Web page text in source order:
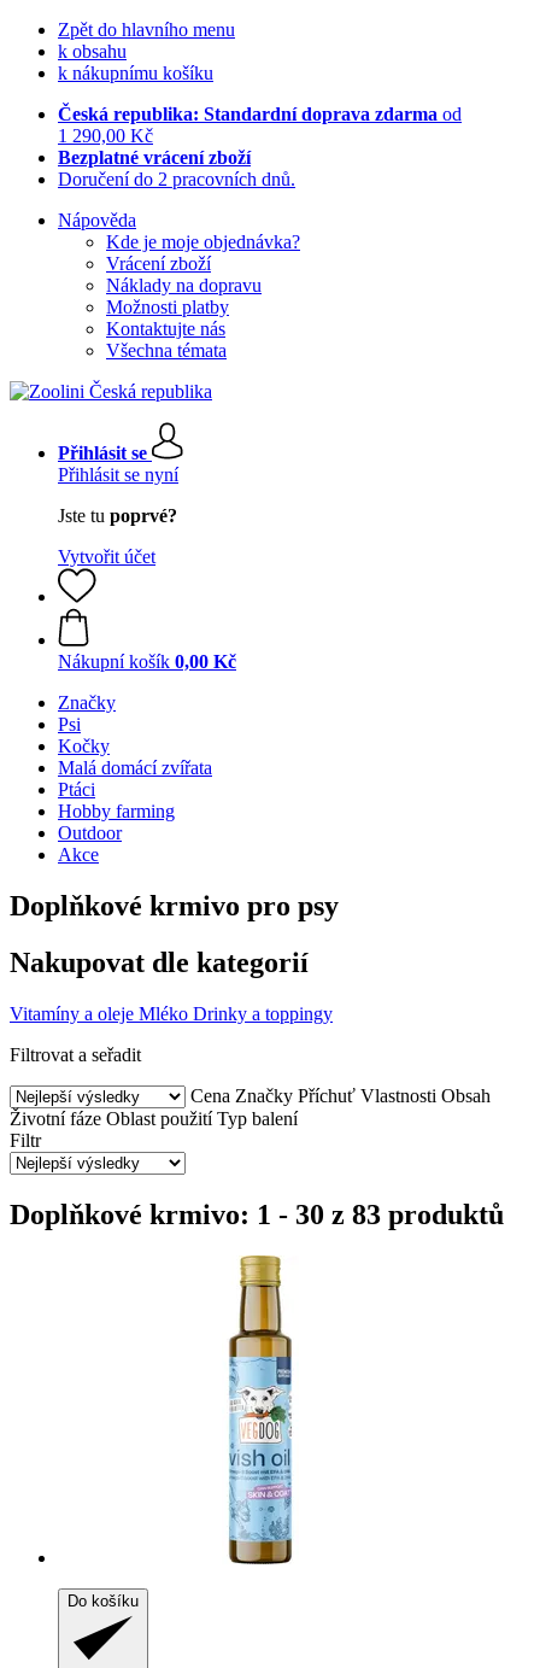
Zpět do hlavního menu
k obsahu
k nákupnímu košíku
Česká republika: Standardní doprava zdarma od
1 290,00 Kč
Bezplatné vrácení zboží
Doručení do 2 pracovních dnů.
Nápověda
Kde je moje objednávka?
Vrácení zboží
Náklady na dopravu
Možnosti platby
Kontaktujte nás
Všechna témata
Přihlásit se
Přihlásit se nyní
Jste tu poprvé?
Vytvořit účet
Nákupní košík 0,00 Kč
Značky
Psi
Kočky
Malá domácí zvířata
Ptáci
Hobby farming
Outdoor
Akce
Doplňkové krmivo pro psy
Nakupovat dle kategorií
Vitamíny a oleje Mléko Drinky a toppingy
Filtrovat a seřadit
Cena Značky Příchuť Vlastnosti Obsah
Životní fáze Oblast použití Typ balení
Filtr
Doplňkové krmivo: 1 - 30 z 83 produktů
Do košíku